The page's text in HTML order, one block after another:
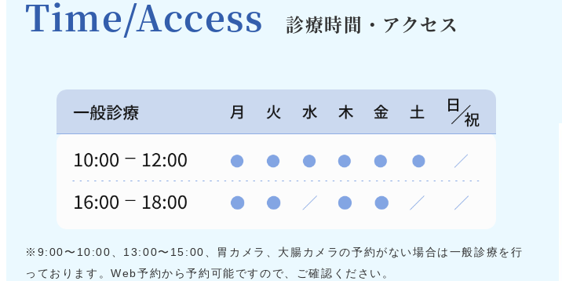
Time/Access 診療時間・アクセス
※9:00〜10:00、13:00〜15:00、胃カメラ、大腸カメラの予約がない場合は一般診療を行
っております。Web予約から予約可能ですので、ご確認ください。